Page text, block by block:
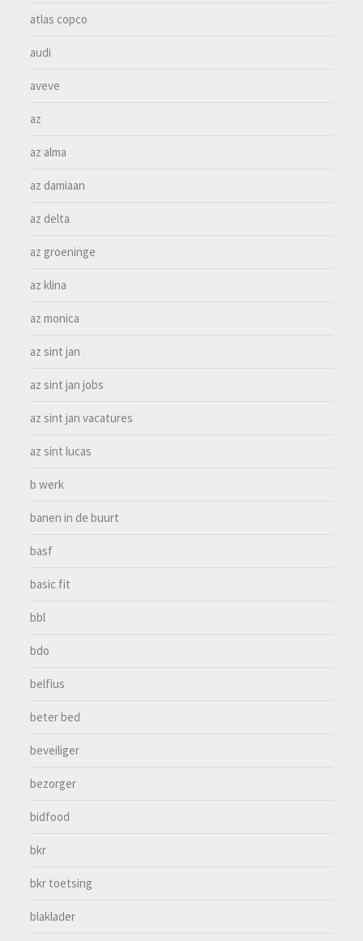
atlas copco
audi
aveve
az
az alma
az damiaan
az delta
az groeninge
az klina
az monica
az sint jan
az sint jan jobs
az sint jan vacatures
az sint lucas
b werk
banen in de buurt
basf
basic fit
bbl
bdo
belfius
beter bed
beveiliger
bezorger
bidfood
bkr
bkr toetsing
blaklader